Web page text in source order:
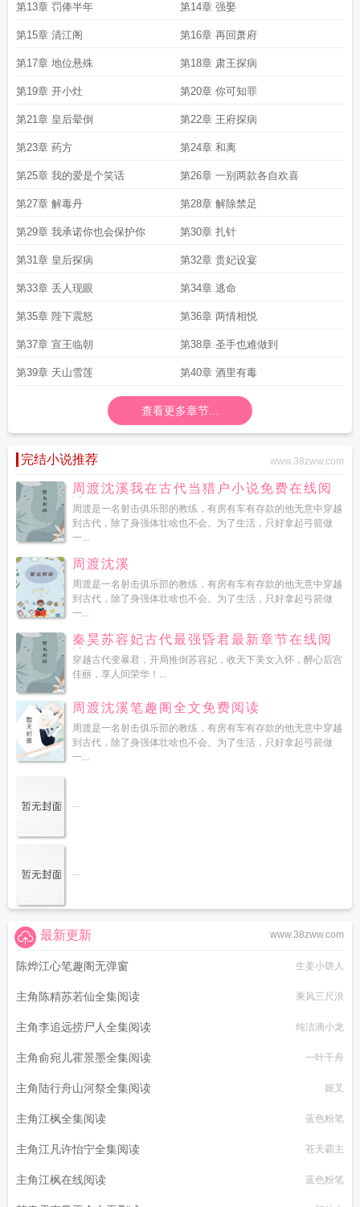
第13章 罚俸半年 第14章 强娶
第15章 清江阁 第16章 再回萧府
第17章 地位悬殊 第18章 肃王探病
第19章 开小灶 第20章 你可知罪
第21章 皇后晕倒 第22章 王府探病
第23章 药方 第24章 和离
第25章 我的爱是个笑话 第26章 一别两款各自欢喜
第27章 解毒丹 第28章 解除禁足
第29章 我承诺你也会保护你 第30章 扎针
第31章 皇后探病 第32章 贵妃设宴
第33章 丢人现眼 第34章 逃命
第35章 陛下震怒 第36章 两情相悦
第37章 宣王临朝 第38章 圣手也难做到
第39章 天山雪莲 第40章 酒里有毒
查看更多章节...
完结小说推荐 www.38zww.com
周渡沈溪我在古代当猎户小说免费在线阅
读
周渡是一名射击俱乐部的教练，有房有车有存款的他无意中穿越
到古代，除了身强体壮啥也不会。为了生活，只好拿起弓箭做
一...
周渡沈溪
周渡是一名射击俱乐部的教练，有房有车有存款的他无意中穿越
到古代，除了身强体壮啥也不会。为了生活，只好拿起弓箭做
一...
秦昊苏容妃古代最强昏君最新章节在线阅
读
穿越古代变暴君，开局推倒苏容妃，收天下美女入怀，醉心后宫
佳丽，享人间荣华！...
周渡沈溪笔趣阁全文免费阅读
周渡是一名射击俱乐部的教练，有房有车有存款的他无意中穿越
到古代，除了身强体壮啥也不会。为了生活，只好拿起弓箭做
一...
...
...
www.38zww.com
最新更新
陈烨江心笔趣阁无弹窗 生姜小饼人
主角陈精苏若仙全集阅读 乘风三尺浪
主角李追远捞尸人全集阅读 纯洁滴小龙
主角俞宛儿霍景墨全集阅读 一叶千舟
主角陆行舟山河祭全集阅读 姬叉
主角江枫全集阅读 蓝色粉笔
主角江凡许怡宁全集阅读 苍天霸主
主角江枫在线阅读 蓝色粉笔